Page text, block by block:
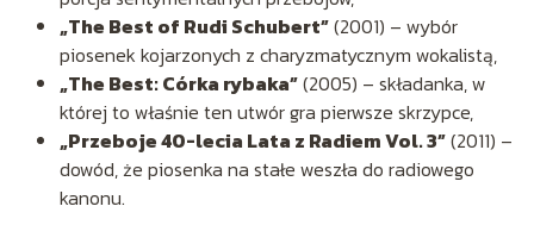
„The Best of Rudi Schubert”(2001) – wybór
piosenek kojarzonych z charyzmatycznym wokalistą,
„The Best: Córka rybaka”(2005) – składanka, w
której to właśnie ten utwór gra pierwsze skrzypce,
„Przeboje 40-lecia Lata z Radiem Vol. 3”(2011) –
dowód, że piosenka na stałe weszła do radiowego
kanonu.